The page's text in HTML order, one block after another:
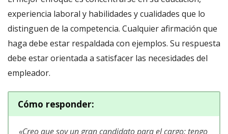
experiencia laboral y habilidades y cualidades que lo
distinguen de la competencia. Cualquier afirmación que
haga debe estar respaldada con ejemplos. Su respuesta
debe estar orientada a satisfacer las necesidades del
empleador.
Cómo responder:
«Creo que soy un gran candidato para el cargo: tengo